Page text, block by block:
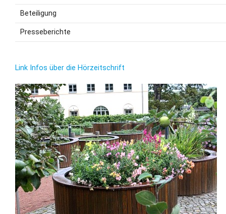
Beteiligung
Presseberichte
Link Infos über die Hörzeitschrift